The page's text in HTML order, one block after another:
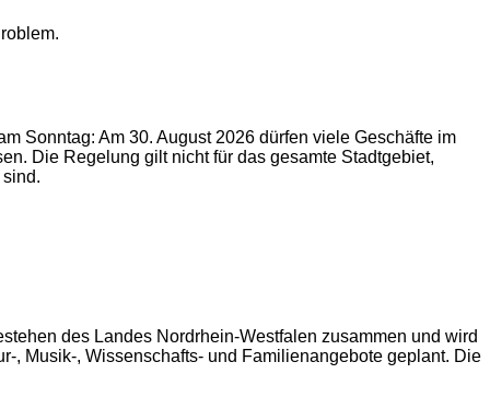
Sonntag: Am 30. August 2026 dürfen viele Geschäfte im
Die Regelung gilt nicht für das gesamte Stadtgebiet,
des Landes Nordrhein-Westfalen zusammen und wird
, Musik-, Wissenschafts- und Familienangebote geplant. Die